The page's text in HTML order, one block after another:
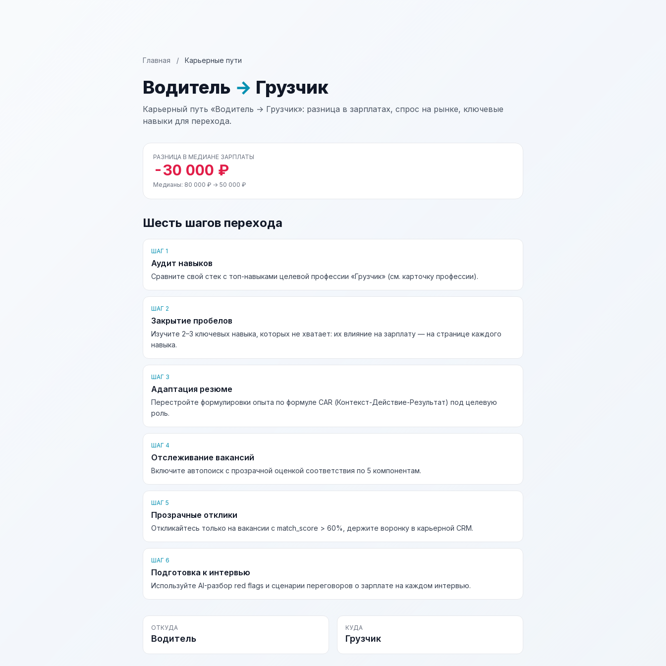
Главная / Карьерные пути
Водитель → Грузчик
Карьерный путь «Водитель → Грузчик»: разница в зарплатах, спрос на рынке, ключевые
навыки для перехода.
РАЗНИЦА В МЕДИАНЕ ЗАРПЛАТЫ
-30 000 ₽
Медианы: 80 000 ₽ → 50 000 ₽
Шесть шагов перехода
ШАГ 1
Аудит навыков
Сравните свой стек с топ-навыками целевой профессии «Грузчик» (см. карточку профессии).
ШАГ 2
Закрытие пробелов
Изучите 2–3 ключевых навыка, которых не хватает: их влияние на зарплату — на странице каждого
навыка.
ШАГ 3
Адаптация резюме
Перестройте формулировки опыта по формуле CAR (Контекст-Действие-Результат) под целевую
роль.
ШАГ 4
Отслеживание вакансий
Включите автопоиск с прозрачной оценкой соответствия по 5 компонентам.
ШАГ 5
Прозрачные отклики
Откликайтесь только на вакансии с match_score > 60%, держите воронку в карьерной CRM.
ШАГ 6
Подготовка к интервью
Используйте AI-разбор red flags и сценарии переговоров о зарплате на каждом интервью.
ОТКУДА
Водитель
КУДА
Грузчик